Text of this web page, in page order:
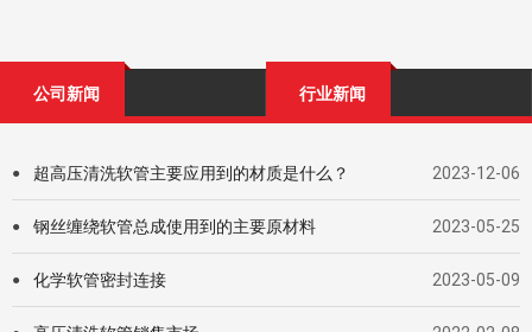
公司新闻 行业新闻
● 超高压清洗软管主要应用到的材质是什么？ 2023-12-06
● 钢丝缠绕软管总成使用到的主要原材料 2023-05-25
● 化学软管密封连接 2023-05-09